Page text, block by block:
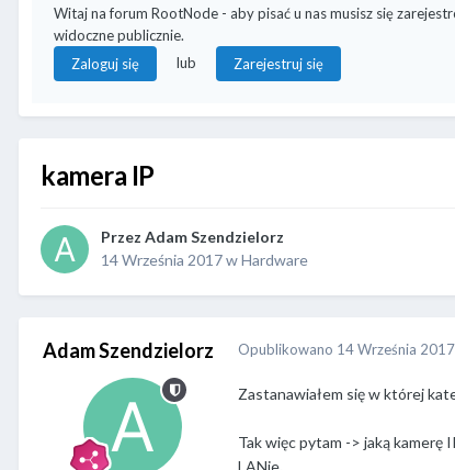
Witaj na forum RootNode - aby pisać u nas musisz się
widoczne publicznie.
Zaloguj się
lub Zarejestruj się
kamera IP
Przez Adam Szendzielorz
14 Września 2017wHardware
Adam Szendzielorz Opublikowano 14 Września 2017
Zastanawiałem się w której
Tak więc pytam -> jaką kamerę